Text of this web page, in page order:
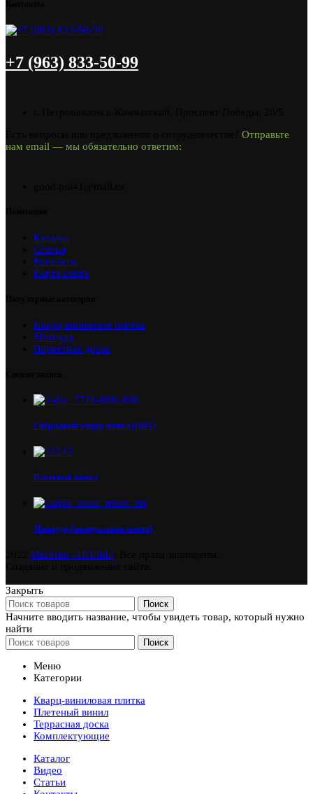
+7 (963) 833-50-99
Отправьте
нам email — мы обязательно ответим:
Каталог
Статьи
Контакты
Карта сайта
Кварц-виниловая плитка
Микодур
Паркетная доска
Гибридный кварц-винил (ПВХ)
Плетеный винил
Микодур (минеральная плита)
Магазин «ПОЛЫ»
Закрыть
Поиск
Начните вводить название, чтобы увидеть товар, который нужно
найти
Поиск
Меню
Категории
Кварц-виниловая плитка
Плетеный винил
Террасная доска
Комплектующие
Каталог
Видео
Статьи